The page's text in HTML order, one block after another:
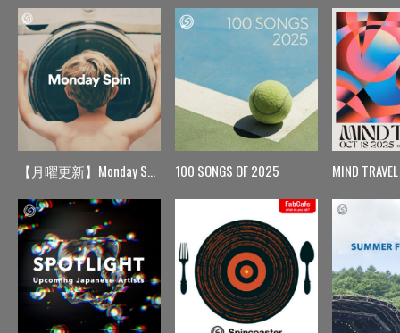
【月曜更新】Monday Spin 100 SONGS OF 2025 MIND TRAVEL